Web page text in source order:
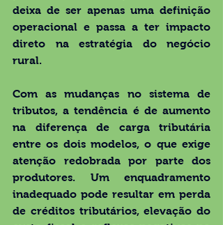
deixa de ser apenas uma definição
operacional e passa a ter impacto
direto na estratégia do negócio
rural.
Com as mudanças no sistema de
tributos, a tendência é de aumento
na diferença de carga tributária
entre os dois modelos, o que exige
atenção redobrada por parte dos
produtores. Um enquadramento
inadequado pode resultar em perda
de créditos tributários, elevação do